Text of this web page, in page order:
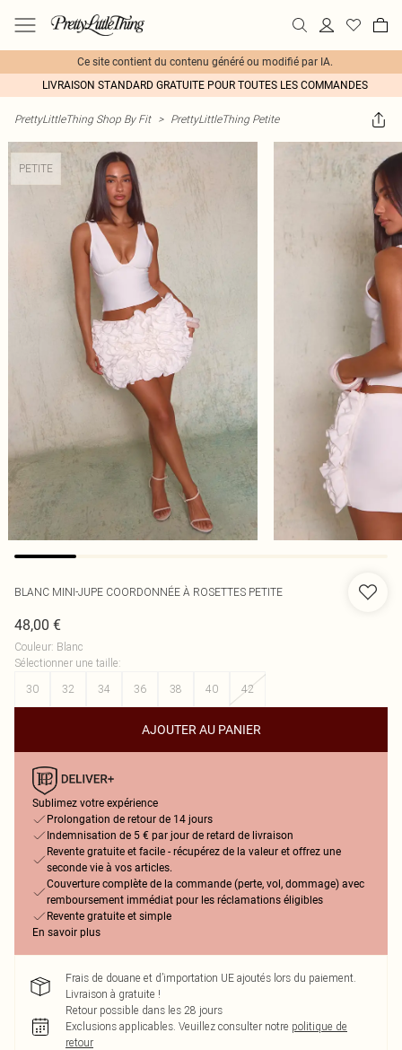
Ce site contient du contenu généré ou modifié par IA.
LIVRAISON STANDARD GRATUITE POUR TOUTES LES COMMANDES
PrettyLittleThing Shop By Fit > PrettyLittleThing Petite
PETITE
BLANC MINI-JUPE COORDONNÉE À ROSETTES PETITE
48,00 €
Couleur: Blanc
Sélectionner une taille:
30
32 34 36 38 40 42
AJOUTER AU PANIER
Sublimez votre expérience
Prolongation de retour de 14 jours
Indemnisation de 5 € par jour de retard de livraison
Revente gratuite et facile - récupérez de la valeur et offrez une
seconde vie à vos articles.
Couverture complète de la commande (perte, vol, dommage) avec
remboursement immédiat pour les réclamations éligibles
Revente gratuite et simple
En savoir plus
Frais de douane et d’importation UE ajoutés lors du paiement.
Livraison à gratuite !
Retour possible dans les 28 jours
Exclusions applicables. Veuillez consulter notre politique de
retour